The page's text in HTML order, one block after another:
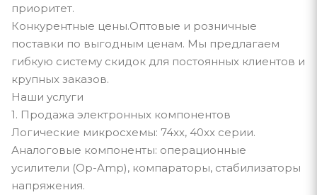
приоритет.
Конкурентные цены.Оптовые и розничные
поставки по выгодным ценам. Мы предлагаем
гибкую систему скидок для постоянных клиентов и
крупных заказов.
Наши услуги
1. Продажа электронных компонентов
Логические микросхемы: 74xx, 40xx серии.
Аналоговые компоненты: операционные
усилители (Op-Amp), компараторы, стабилизаторы
напряжения.